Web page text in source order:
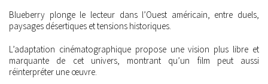
Blueberry plonge le lecteur dans l’Ouest américain, entre duels,
paysages désertiques et tensions historiques.
L’adaptation cinématographique propose une vision plus libre et
marquante de cet univers, montrant qu’un film peut aussi
réinterpréter une œuvre.